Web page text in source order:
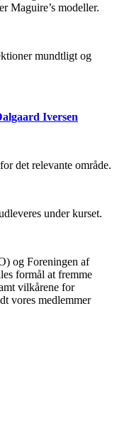
Maguire’s modeller.
mundtligt og
Iversen
det relevante område.
under kurset.
og Foreningen af
formål at fremme
vilkårene for
vores medlemmer